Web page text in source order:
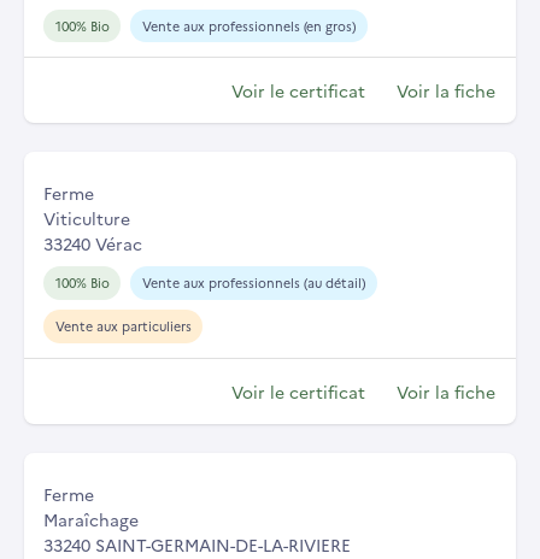
100% Bio Vente aux professionnels (en gros)
Voir le certificat Voir la fiche
Ferme
Viticulture
33240 Vérac
100% Bio Vente aux professionnels (au détail)
Vente aux particuliers
Voir le certificat Voir la fiche
Ferme
Maraîchage
33240 SAINT-GERMAIN-DE-LA-RIVIERE